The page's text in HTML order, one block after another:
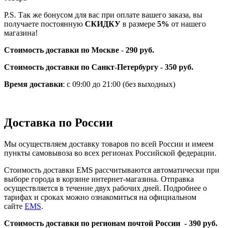
P.S. Так же бонусом для вас при оплате вашего заказа, вы
получаете постоянную СКИДКУ в размере 5% от нашего
магазина!
Стоимость доставки по Москве - 290 руб.
Стоимость доставки по Санкт-Петербургу - 350 руб.
Время доставки: с 09:00 до 21:00 (без выходных)
Доставка по России
Мы осуществляем доставку товаров по всей России и имеем
пункты самовывоза во всех регионах Российской федерации.
Стоимость доставки EMS рассчитываются автоматически при
выборе города в корзине интернет-магазина. Отправка
осуществляется в течение двух рабочих дней. Подробнее о
тарифах и сроках можно ознакомиться на официальном
сайте EMS.
Стоимость доставки по регионам почтой России - 390 руб.